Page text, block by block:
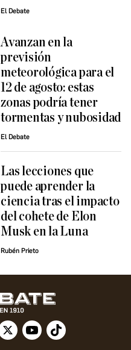
El Debate
Avanzan en la
previsión
meteorológica para el
12 de agosto: estas
zonas podría tener
tormentas y nubosidad
El Debate
Las lecciones que
puede aprender la
ciencia tras el impacto
del cohete de Elon
Musk en la Luna
Rubén Prieto